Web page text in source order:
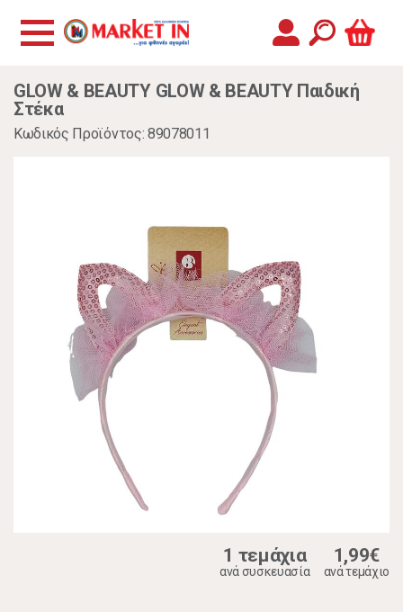
GLOW & BEAUTY GLOW & BEAUTY Παιδική
Στέκα
Κωδικός Προϊόντος: 89078011
1 τεμάχια
ανά συσκευασία
1,99€
ανά τεμάχιο